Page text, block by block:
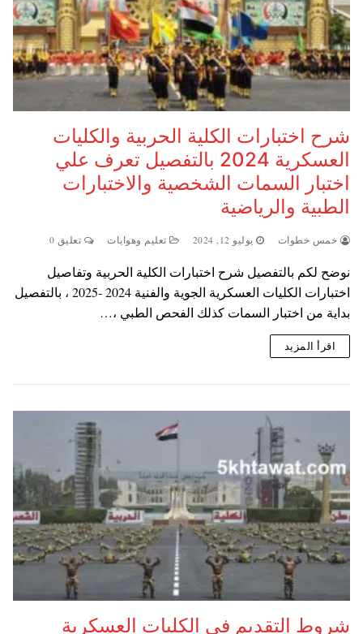
شرح اختبارات الكلية الحربية والكليات
العسكرية 2024 بالتفصيل تعرف علي
اختبار السمات الشخصية والاختبارات
الطبية والرياضية
خمس خطوات يوليو 12, 2024 تعليم وهوايات تعليق 0
نوضح لكم بالتفصيل شرح اختبارات الكلية الحربية وتفاصيل
اختبارات الكليات العسكرية الجوية والفنية 2024 -2025 ، بالتفصيل
بداية من اختبار السمات كذلك الفحص الطبي ،…
اقرأ المزيد
شروط التقديم في الكليات العسكرية